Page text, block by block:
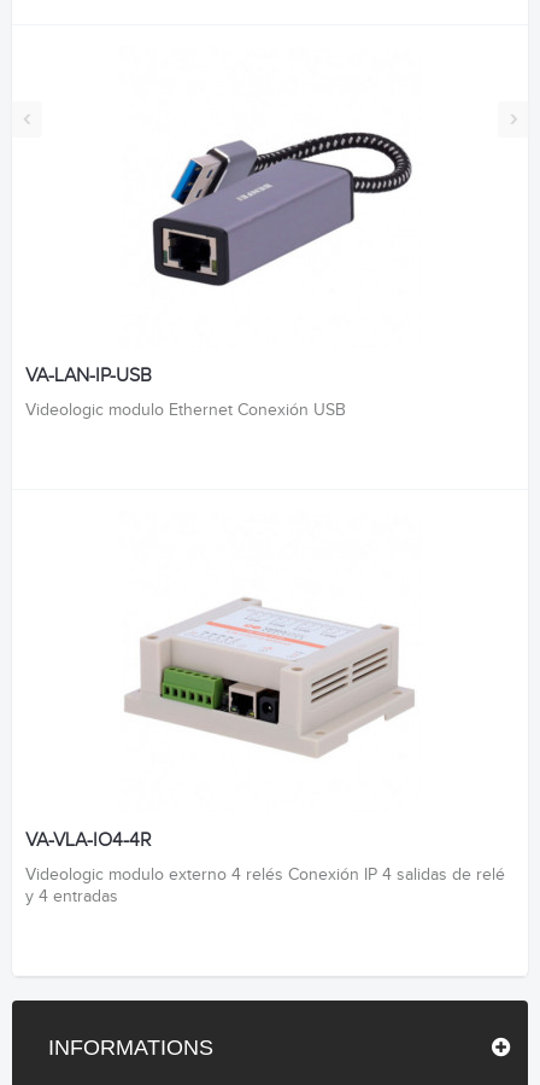
‹ ›
VA-LAN-IP-USB
Videologic modulo Ethernet Conexión USB
VA-VLA-IO4-4R
Videologic modulo externo 4 relés Conexión IP 4 salidas de relé
y 4 entradas
INFORMATIONS